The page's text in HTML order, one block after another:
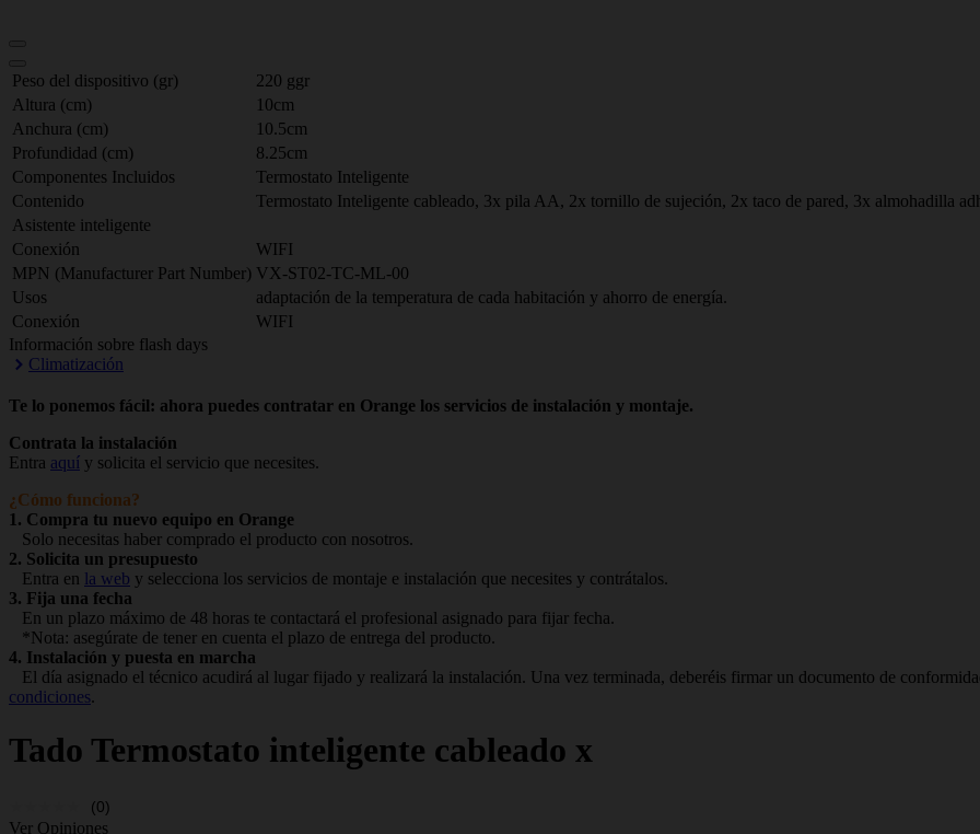
Peso del dispositivo (gr)
220 ggr
Altura (cm)
10cm
Anchura (cm)
10.5cm
Profundidad (cm)
8.25cm
Componentes Incluidos
Termostato Inteligente
Contenido
Termostato Inteligente cableado, 3x pila AA, 2x tornillo de sujeción, 2x taco de pared, 3x almohadilla
Asistente inteligente
Conexión
WIFI
MPN (Manufacturer Part Number) VX-ST02-TC-ML-00
Usos
adaptación de la temperatura de cada habitación y ahorro de energía.
Conexión
WIFI
Información sobre flash days
Climatización
Te lo ponemos fácil: ahora puedes contratar en Orange los servicios de instalación y montaje.
Contrata la instalación
Entra aquí y solicita el servicio que necesites.
¿Cómo funciona?
1. Compra tu nuevo equipo en Orange
Solo necesitas haber comprado el producto con nosotros.
2. Solicita un presupuesto
Entra en la web y selecciona los servicios de montaje e instalación que necesites y contrátalos.
3. Fija una fecha
En un plazo máximo de 48 horas te contactará el profesional asignado para fijar fecha.
*Nota: asegúrate de tener en cuenta el plazo de entrega del producto.
4. Instalación y puesta en marcha
El día asignado el técnico acudirá al lugar fijado y realizará la instalación. Una vez terminada, deberéis firmar un documento de
condiciones.
Tado Termostato inteligente cableado x
(0)
Ver Opiniones